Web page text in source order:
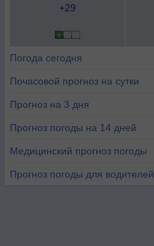
+29
Погода сегодня
Почасовой прогноз на сутки
Прогноз на 3 дня
Прогноз погоды на 14 дней
Медицинский прогноз погоды
Прогноз погоды для водителей